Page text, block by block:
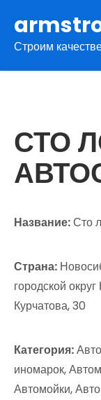
содержимому
Строим
СТО
Название:Сто
Страна:
городской
Курчатова, 30
Категория:
иномарок,
Автомойки,